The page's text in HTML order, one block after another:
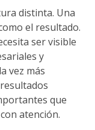
distinta. Una
el resultado.
ser visible
y
vez más
que
atención.